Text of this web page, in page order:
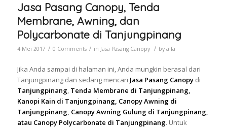
Jasa Pasang Canopy, Tenda
Membrane, Awning, dan
Polycarbonate di Tanjungpinang
4 Mei 2017 / 0 Comments / in Jasa Pasang Canopy / by alfa
Jika Anda sampai di halaman ini, Anda mungkin berasal dari
Tanjungpinang dan sedang mencari Jasa Pasang Canopy di
Tanjungpinang, Tenda Membrane di Tanjungpinang,
Kanopi Kain di Tanjungpinang, Canopy Awning di
Tanjungpinang, Canopy Awning Gulung di Tanjungpinang,
atau Canopy Polycarbonate di Tanjungpinang. Untuk